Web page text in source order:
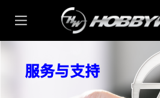
服务与支持